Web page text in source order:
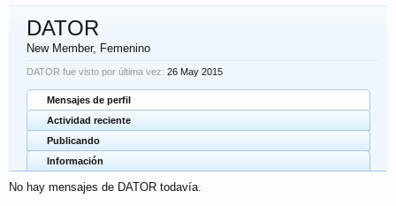
DATOR
New Member, Femenino
DATOR fue visto por última vez: 26 May 2015
Mensajes de perfil
Actividad reciente
Publicando
Información
No hay mensajes de DATOR todavía.